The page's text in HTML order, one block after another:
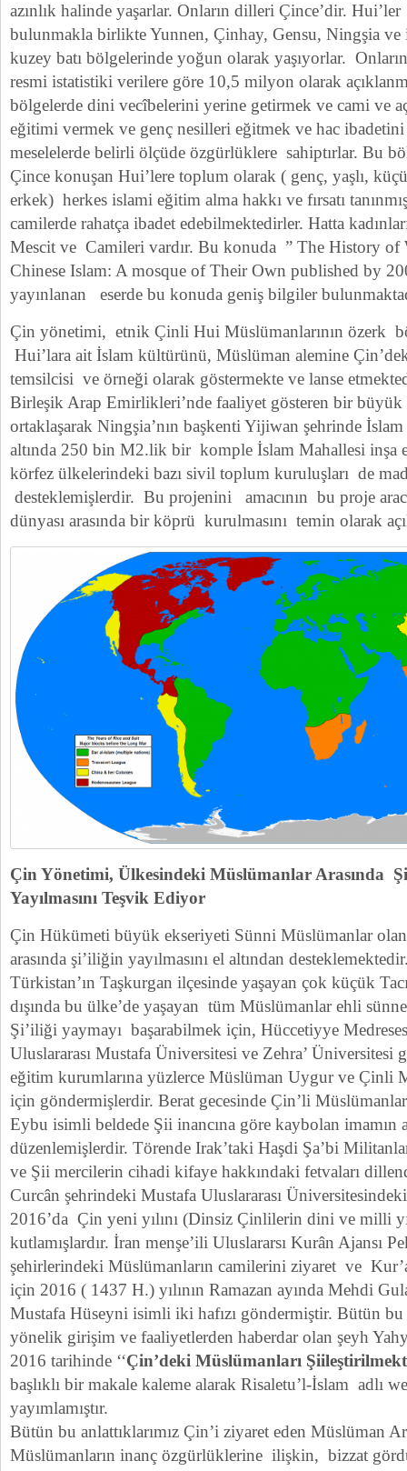
azınlık halinde yaşarlar. Onların dilleri Çince’dir.
bulunmakla birlikte Yunnen, Çinhay, Gensu, Ningşia
kuzey batı bölgelerinde yoğun olarak yaşıyorlar.
resmi istatistiki verilere göre 10,5 milyon olarak
bölgelerde dini vecîbelerini yerine getirmek ve cami ve
eğitimi vermek ve genç nesilleri eğitmek ve hac
meselelerde belirli ölçüde özgürlüklere sahiptırlar. Bu
Çince konuşan Hui’lere toplum olarak ( genç, yaşlı,
erkek) herkes islami eğitim alma hakkı ve fırsatı
camilerde rahatça ibadet edebilmektedirler. Hatta
Mescit ve Camileri vardır. Bu konuda ” The History of
Chinese Islam: A mosque of Their Own published by
yayınlanan eserde bu konuda geniş bilgiler
Çin yönetimi, etnik Çinli Hui Müslümanlarının özerk
Hui’lara ait İslam kültürünü, Müslüman alemine
temsilcisi ve örneği olarak göstermekte ve lanse
Birleşik Arap Emirlikleri’nde faaliyet gösteren bir
ortaklaşarak Ningşia’nın başkenti Yijiwan şehrinde
altında 250 bin M2.lik bir komple İslam Mahallesi inşa
körfez ülkelerindeki bazı sivil toplum kuruluşları de
desteklemişlerdir. Bu projenini amacının bu proje
dünyası arasında bir köprü kurulmasını temin olarak
Çin Yönetimi, Ülkesindeki Müslümanlar Arasında
Yayılmasını Teşvik Ediyor
Çin Hükümeti büyük ekseriyeti Sünni Müslümanlar
arasında şi’iliğin yayılmasını el altından
Türkistan’ın Taşkurgan ilçesinde yaşayan çok küçük
dışında bu ülke’de yaşayan tüm Müslümanlar ehli
Şi’iliği yaymayı başarabilmek için, Hüccetiyye
Uluslararası Mustafa Üniversitesi ve Zehra’ Üniversitesi
eğitim kurumlarına yüzlerce Müslüman Uygur ve Çinli
için göndermişlerdir. Berat gecesinde Çin’li
Eybu isimli beldede Şii inancına göre kaybolan imamın
düzenlemişlerdir. Törende Irak’taki Haşdi Şa’bi
ve Şii mercilerin cihadi kifaye hakkındaki fetvaları
Curcân şehrindeki Mustafa Uluslararası
2016’da Çin yeni yılını (Dinsiz Çinlilerin dini ve milli
kutlamışlardır. İran menşe’ili Uluslararsı Kurân Ajansı
şehirlerindeki Müslümanların camilerini ziyaret ve
için 2016 ( 1437 H.) yılının Ramazan ayında Mehdi
Mustafa Hüseyni isimli iki hafızı göndermiştir. Bütün bu
yönelik girişim ve faaliyetlerden haberdar olan şeyh
2016 tarihinde ‘‘Çin’deki Müslümanları
başlıklı bir makale kaleme alarak Risaletu’l-İslam adlı
yayımlamıştır.
Bütün bu anlattıklarımız Çin’i ziyaret eden Müslüman
Müslümanların inanç özgürlüklerine ilişkin, bizzat